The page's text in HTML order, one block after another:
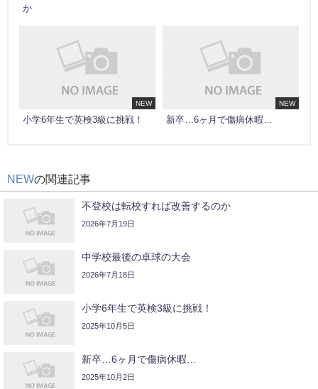
か
NEW
小学6年生で英検3級に挑戦！
NEW
新卒…6ヶ月で傷病休暇…
NEWの関連記事
不登校は転校すれば改善するのか
2026年7月19日
中学校最後の卓球の大会
2026年7月18日
小学6年生で英検3級に挑戦！
2025年10月5日
新卒…6ヶ月で傷病休暇…
2025年10月2日